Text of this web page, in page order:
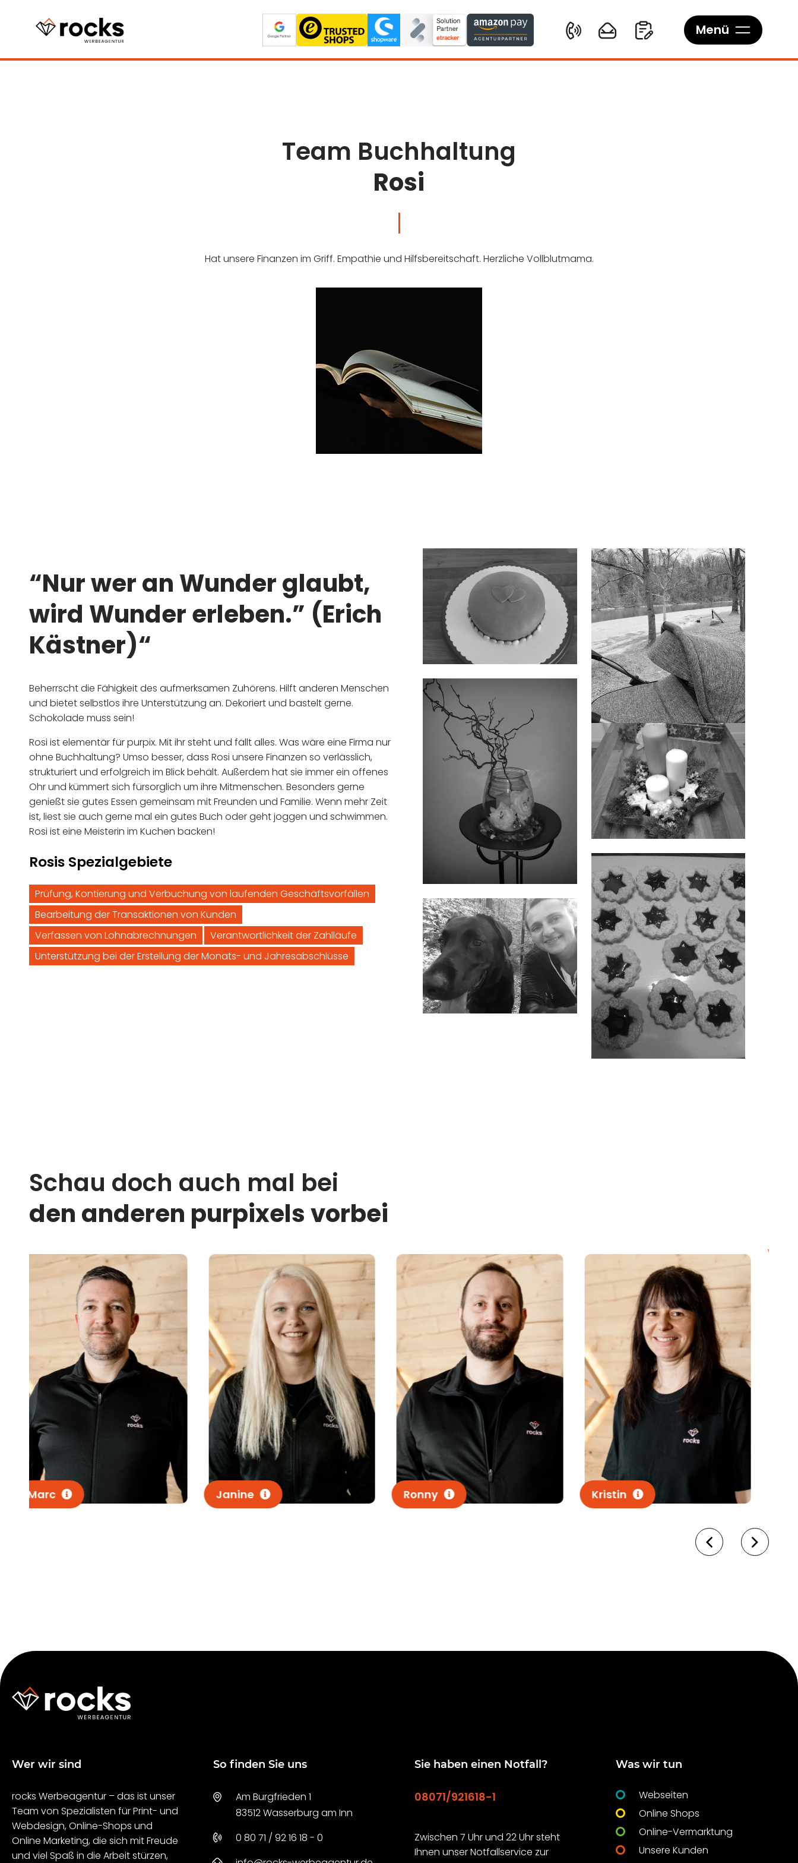
Menü
Team Buchhaltung
Rosi
Hat unsere Finanzen im Griff. Empathie und Hilfsbereitschaft. Herzliche Vollblutmama.
“Nur wer an Wunder glaubt,
wird Wunder erleben.” (Erich
Kästner)“
Beherrscht die Fähigkeit des aufmerksamen Zuhörens. Hilft anderen Menschen
und bietet selbstlos ihre Unterstützung an. Dekoriert und bastelt gerne.
Schokolade muss sein!
Rosi ist elementär für purpix. Mit ihr steht und fällt alles. Was wäre eine Firma nur
ohne Buchhaltung? Umso besser, dass Rosi unsere Finanzen so verlässlich,
strukturiert und erfolgreich im Blick behält. Außerdem hat sie immer ein offenes
Ohr und kümmert sich fürsorglich um ihre Mitmenschen. Besonders gerne
genießt sie gutes Essen gemeinsam mit Freunden und Familie. Wenn mehr Zeit
ist, liest sie auch gerne mal ein gutes Buch oder geht joggen und schwimmen.
Rosi ist eine Meisterin im Kuchen backen!
Rosis Spezialgebiete
Prüfung, Kontierung und Verbuchung von laufenden Geschäftsvorfällen
Bearbeitung der Transaktionen von Kunden
Verfassen von Lohnabrechnungen
Verantwortlichkeit der Zahlläufe
Unterstützung bei der Erstellung der Monats- und Jahresabschlüsse
Schau doch auch mal bei
den anderen purpixels vorbei
Janine Ronny Kristin
Wer wir sind
rocks Werbeagentur – das ist unser
Team von Spezialisten für Print- und
Webdesign, Online-Shops und
Online Marketing, die sich mit Freude
und viel Spaß in die Arbeit stürzen,
So finden Sie uns
Am Burgfrieden 1
83512 Wasserburg am Inn
0 80 71 / 92 16 18 - 0
Sie haben einen Notfall?
08071/921618-1
Zwischen 7 Uhr und 22 Uhr steht
Ihnen unser Notfallservice zur
Was wir tun
Webseiten
Online Shops
Online-Vermarktung
Unsere Kunden